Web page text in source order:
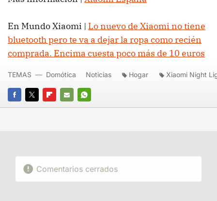
En Mundo Xiaomi | Lo nuevo de Xiaomi no tiene
bluetooth pero te va a dejar la ropa como recién
comprada. Encima cuesta poco más de 10 euros
FACEBOOK
TWITTERFLIPBOARD
E-
WHATSAPP
TEMAS Domótica Noticias Hogar Xiaomi Night
Comentarios cerrados